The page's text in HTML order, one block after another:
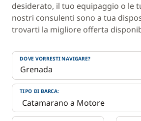
desiderato, il tuo equipaggio o le
nostri consulenti sono a tua
trovarti la migliore offerta
DOVE VORRESTI NAVIGARE?
TIPO DI BARCA: